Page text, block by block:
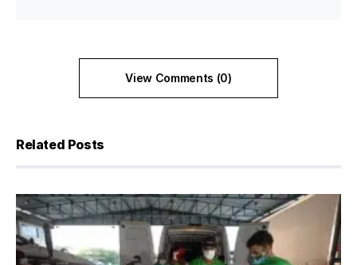
View Comments (0)
Related Posts